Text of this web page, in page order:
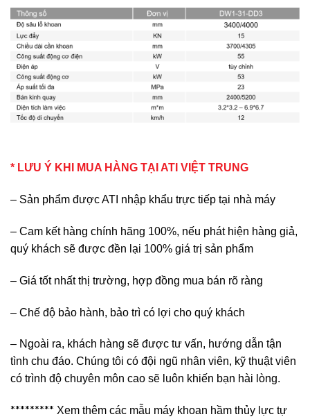
* LƯU Ý KHI MUA HÀNG TẠI ATI VIỆT TRUNG
– Sản phẩm được ATI nhập khẩu trực tiếp tại nhà máy
– Cam kết hàng chính hãng 100%, nếu phát hiện hàng giả,
quý khách sẽ được đền lại 100% giá trị sản phẩm
– Giá tốt nhất thị trường, hợp đồng mua bán rõ ràng
– Chế độ bảo hành, bảo trì có lợi cho quý khách
– Ngoài ra, khách hàng sẽ được tư vấn, hướng dẫn tận
tình chu đáo. Chúng tôi có đội ngũ nhân viên, kỹ thuật viên
có trình độ chuyên môn cao sẽ luôn khiến bạn hài lòng.
********* Xem thêm các mẫu máy khoan hầm thủy lực tự